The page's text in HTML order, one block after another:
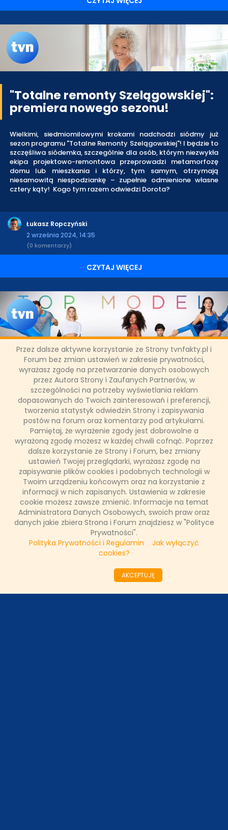
Przez dalsze aktywne korzystanie ze Strony tvnfakty.pl i
Forum bez zmian ustawień w zakresie prywatności,
wyrażasz zgodę na przetwarzanie danych osobowych
przez Autora Strony i Zaufanych Partnerów, w
szczególności na potrzeby wyświetlania reklam
dopasowanych do Twoich zainteresowań i preferencji,
tworzenia statystyk odwiedzin Strony i zapisywania
postów na forum oraz komentarzy pod artykułami.
Pamiętaj, że wyrażenie zgody jest dobrowolne a
wyrażoną zgodę możesz w każdej chwili cofnąć. Poprzez
dalsze korzystanie ze Strony i Forum, bez zmiany
ustawień Twojej przeglądarki, wyrażasz zgodę na
zapisywanie plików cookies i podobnych technologii w
Twoim urządzeniu końcowym oraz na korzystanie z
informacji w nich zapisanych. Ustawienia w zakresie
cookie możesz zawsze zmienić. Informacje na temat
Administratora Danych Osobowych, swoich praw oraz
danych jakie zbiera Strona i Forum znajdziesz w "Polityce
Prywatności".
Polityka Prywatności i Regulamin
Jak wyłączyć
cookies?
AKCEPTUJĘ
"Totalne remonty Szelągowskiej":
premiera nowego sezonu!
Wielkimi, siedmiomilowymi krokami nadchodzi siódmy już
sezon programu "Totalne Remonty Szelągowskiej"! I będzie to
szczęśliwa siódemka, szczególnie dla osób, którym niezwykła
ekipa projektowo-remontowa przeprowadzi metamorfozę
domu lub mieszkania i którzy, tym samym, otrzymają
niesamowitą niespodziankę – zupełnie odmienione własne
cztery kąty! Kogo tym razem odwiedzi Dorota?
Łukasz Ropczyński
2 września 2024, 14:35
(0 komentarzy)
CZYTAJ WIĘCEJ
Nowy sezon "Top Model" już od 4
września w TVN!
To będzie sezon inny niż wszystkie! Nowi uczestnicy zawalczą
o szansę, by spełnić marzenia i udowodnić, że to właśnie oni
zasługują na wejście do świata wielkiej mody, pokazów i sesji
zdjęciowych. Kto zachwyci jurorów w trzynastej edycji „Top
Model”? Nowe odcinku już od 4 września o 21:30 na antenie
TVN.
Łukasz Ropczyński
14 sierpnia 2024, 10:04
(0 komentarzy)
CZYTAJ WIĘCEJ